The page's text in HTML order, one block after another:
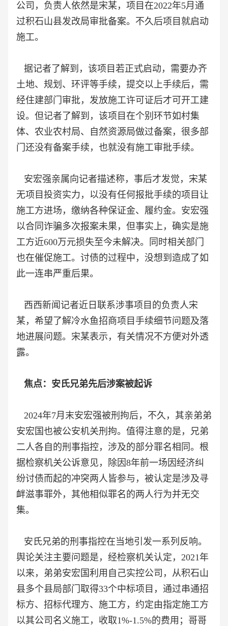
公司，负责人依然是宋某，项目在2022年5月通
过积石山县发改局审批备案。不久后项目就启动
施工。
据记者了解到，该项目若正式启动，需要办齐
土地、规划、环评等手续，提交以上手续后，需
经住建部门审批，发放施工许可证后才可开工建
设。但记者了解到，该项目在个别环节如村集
体、农业农村局、自然资源局做过备案，很多部
门还没有备案手续，也就没有施工审批手续。
安宏强亲属向记者描述称，事后才发觉，宋某
无项目投资实力，以没有任何报批手续的项目让
施工方进场，缴纳各种保证金、履约金。安宏强
以合同诈骗多次报案未果，但事实上，确实是施
工方近600万元损失至今未解决。同时相关部门
也在催促施工。讨债的过程中，没想到造成了如
此一连串严重后果。
西西新闻记者近日联系涉事项目的负责人宋
某，希望了解冷水鱼招商项目手续细节问题及落
地进展问题。宋某表示，有关情况不方便对外透
露。
焦点：安氏兄弟先后涉案被起诉
2024年7月末安宏强被刑拘后，不久，其亲弟弟
安宏国也被公安机关刑拘。值得注意的是，兄弟
二人各自的刑事指控，涉及的部分罪名相同。根
据检察机关公诉意见，除因8年前一场因经济纠
纷讨债而起的冲突两人皆参与，被认定是涉及寻
衅滋事罪外，其他相似罪名的两人行为并无交
集。
安氏兄弟的刑事指控在当地引发一系列反响。
舆论关注主要问题是，经检察机关认定，2021年
以来，弟弟安宏国利用自己实控公司，从积石山
县多个县局部门取得33个中标项目，通过串通招
标方、招标代理方、施工方，约定由指定施工方
以其公司名义施工，收取1%-1.5%的费用；哥哥